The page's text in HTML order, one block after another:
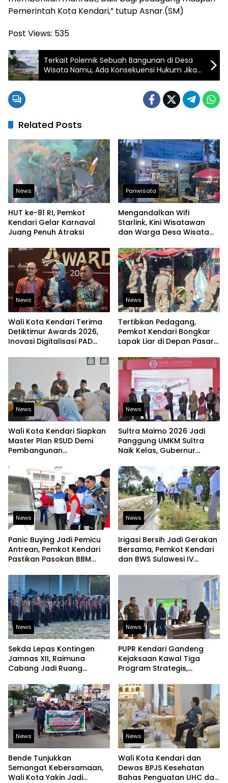
Pemerintah Kota Kendari,” tutup Asnar.(SM)
Post Views: 535
Terkait Polemik Sebuah Bangunan di Desa
Wisata Namu, Ada Konsekuensi Hukum Jika
Terbukti Melanggar Aturan
Related Posts
News
HUT ke-81 RI, Pemkot
Kendari Gelar Karnaval
Juang Penuh Atraksi
Pariwisata
Mengandalkan Wifi
Starlink, Kini Wisatawan
dan Warga Desa Wisata
Mengakses Transaksi
Digital
News
Wali Kota Kendari Terima
Detiktimur Awards 2026,
Inovasi Digitalisasi PAD
News
Tertibkan Pedagang,
Pemkot Kendari Bongkar
Lapak Liar di Depan Pasar
News
Wali Kota Kendari Siapkan
Master Plan RSUD Demi
Pembangunan
News
Sultra Maimo 2026 Jadi
Panggung UMKM Sultra
Naik Kelas, Gubernur
Tembus Pasar Ekspor
News
Panic Buying Jadi Pemicu
Antrean, Pemkot Kendari
Pastikan Pasokan BBM
News
Irigasi Bersih Jadi Gerakan
Bersama, Pemkot Kendari
dan BWS Sulawesi IV
Pangan
News
Sekda Lepas Kontingen
Jamnas XII, Raimuna
Cabang Jadi Ruang
dan Berjiwa Pemimpin
News
PUPR Kendari Gandeng
Kejaksaan Kawal Tiga
Program Strategis,
Bangun Infrastruktur
Berintegritas
News
Bende Tunjukkan
Semangat Kebersamaan,
Wali Kota Yakin Jadi
News
Wali Kota Kendari dan
Dewas BPJS Kesehatan
Bahas Penguatan UHC dan